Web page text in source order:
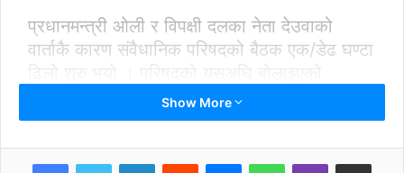
प्रधानमन्त्री ओली र विपक्षी दलका नेता देउवाको
वार्ताकै कारण संवैधानिक परिषदको बैठक एक/डेढ घण्टा
बैठकका बेला पत्नी आरजुको उपचारका लागि सिंगापुर
गएका देउवाले विहीबारको बैठक पनि बहिस्कार गर्न सक्ने
कतिपयको आँकलन थियो, तर देउवाले त्यसो गरेनन् ।
कतिपयले देउवा संवैधानिक परिषद बैठकमा सहभागी भए
Show More
LinkedInReddit MessengerWhatsAppViber Share via Email